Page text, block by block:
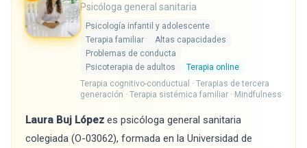
Psicóloga general sanitaria
Psicología infantil y adolescente
Terapia familiar
Altas capacidades
Problemas de conducta
Psicoterapia de adultos
Terapia online
Terapia cognitivo-conductual · Terapias de tercera
generación · Terapia sistémica familiar · Mindfulness
Laura Buj López es psicóloga general sanitaria
colegiada (O-03062), formada en la Universidad de